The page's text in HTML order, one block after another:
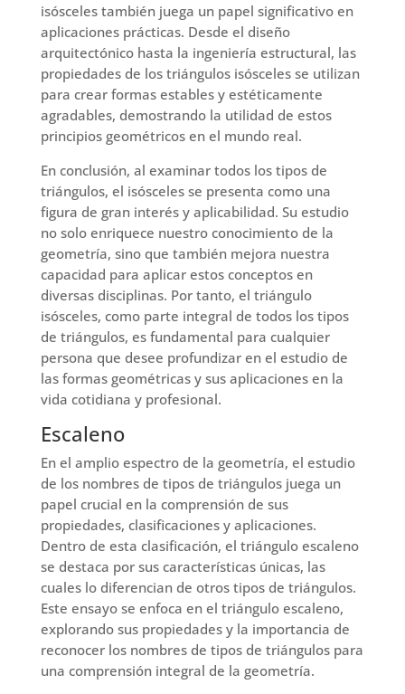
isósceles también juega un papel significativo en
aplicaciones prácticas. Desde el diseño
arquitectónico hasta la ingeniería estructural, las
propiedades de los triángulos isósceles se utilizan
para crear formas estables y estéticamente
agradables, demostrando la utilidad de estos
principios geométricos en el mundo real.
En conclusión, al examinar todos los tipos de
triángulos, el isósceles se presenta como una
figura de gran interés y aplicabilidad. Su estudio
no solo enriquece nuestro conocimiento de la
geometría, sino que también mejora nuestra
capacidad para aplicar estos conceptos en
diversas disciplinas. Por tanto, el triángulo
isósceles, como parte integral de todos los tipos
de triángulos, es fundamental para cualquier
persona que desee profundizar en el estudio de
las formas geométricas y sus aplicaciones en la
vida cotidiana y profesional.
Escaleno
En el amplio espectro de la geometría, el estudio
de los nombres de tipos de triángulos juega un
papel crucial en la comprensión de sus
propiedades, clasificaciones y aplicaciones.
Dentro de esta clasificación, el triángulo escaleno
se destaca por sus características únicas, las
cuales lo diferencian de otros tipos de triángulos.
Este ensayo se enfoca en el triángulo escaleno,
explorando sus propiedades y la importancia de
reconocer los nombres de tipos de triángulos para
una comprensión integral de la geometría.